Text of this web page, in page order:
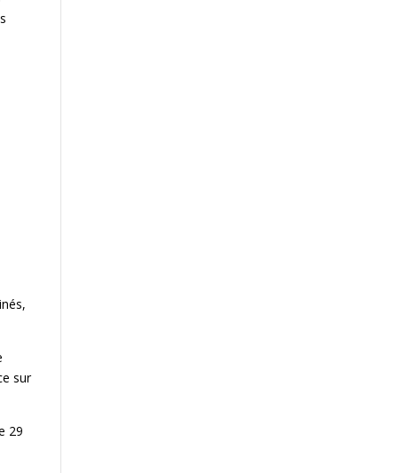
sur
29